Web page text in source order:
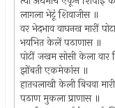
लागला भेटूं शिवाजीस ॥
वर भेदभाव वाघनख मारीं
भयभित केलें पठाणास ॥
पोटीं जखम सोसी केला वार
झोंबती एकमेकांस ॥
हातचलाखी केली बिचवा
पठाण मुकला प्राणास ॥